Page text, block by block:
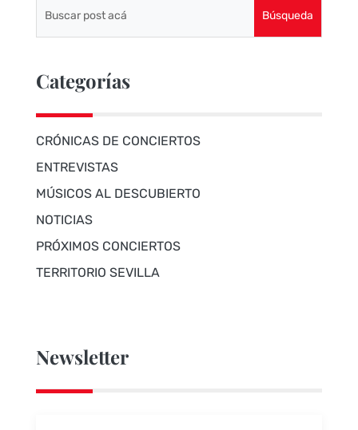
Categorías
CRÓNICAS DE CONCIERTOS
ENTREVISTAS
MÚSICOS AL DESCUBIERTO
NOTICIAS
PRÓXIMOS CONCIERTOS
TERRITORIO SEVILLA
Newsletter